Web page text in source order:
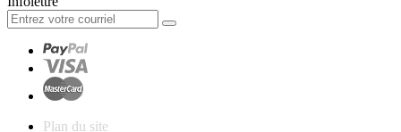
Plan du site